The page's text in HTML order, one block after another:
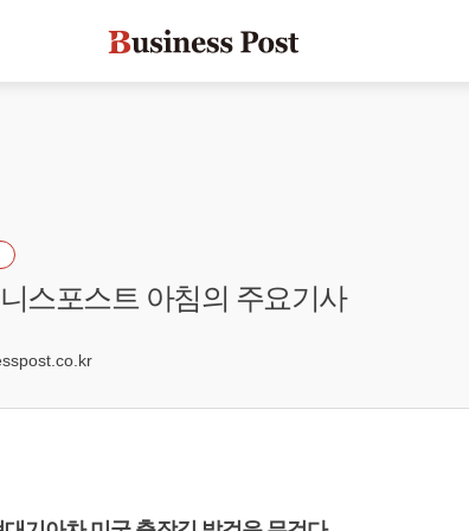
스포스트 아침의 주요기사